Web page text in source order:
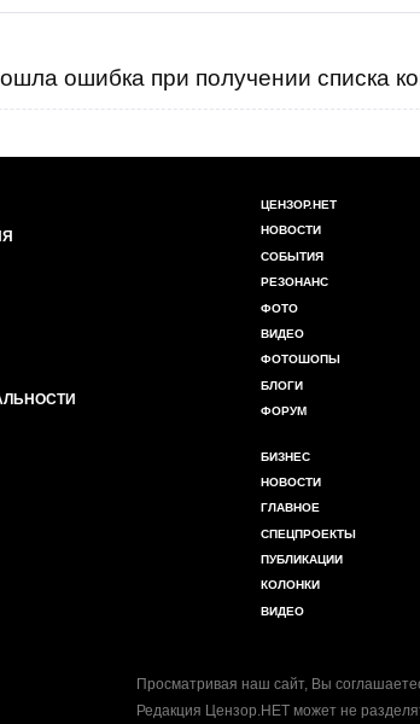
ошибка при получении списка
ЦЕНЗОР.НЕТ
НОВОСТИ
СОБЫТИЯ
РЕЗОНАНС
ФОТО
ВИДЕО
ФОТОШОПЫ
БЛОГИ
ФОРУМ
БИЗНЕС
НОВОСТИ
ГЛАВНОЕ
СПЕЦПРОЕКТЫ
ПУБЛИКАЦИИ
КОЛОНКИ
ВИДЕО
Просматривая наш сайт, Вы
Редакция Цензор.НЕТ может не